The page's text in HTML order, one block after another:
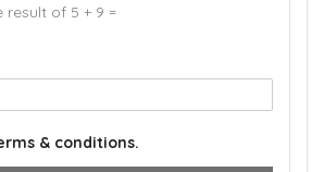
result of 5 + 9 =
& conditions.